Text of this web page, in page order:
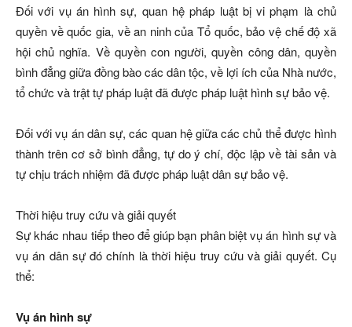
Đối với vụ án hình sự, quan hệ pháp luật bị vi phạm là chủ
quyền về quốc gia, về an ninh của Tổ quốc, bảo vệ chế độ xã
hội chủ nghĩa. Về quyền con người, quyền công dân, quyền
bình đẳng giữa đồng bào các dân tộc, về lợi ích của Nhà nước,
tổ chức và trật tự pháp luật đã được pháp luật hình sự bảo vệ.
Đối với vụ án dân sự, các quan hệ giữa các chủ thể được hình
thành trên cơ sở bình đẳng, tự do ý chí, độc lập về tài sản và
tự chịu trách nhiệm đã được pháp luật dân sự bảo vệ.
Thời hiệu truy cứu và giải quyết
Sự khác nhau tiếp theo để giúp bạn phân biệt vụ án hình sự và
vụ án dân sự đó chính là thời hiệu truy cứu và giải quyết. Cụ
thể:
Vụ án hình sự